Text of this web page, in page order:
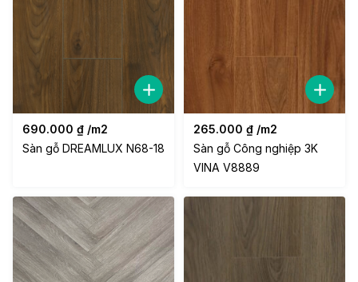
690.000 ₫ /m2
Sàn gỗ DREAMLUX N68-18
265.000 ₫ /m2
Sàn gỗ Công nghiệp 3K
VINA V8889